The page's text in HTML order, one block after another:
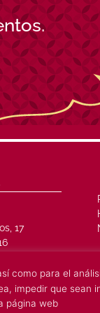
17
como para el
impedir que sean
página web